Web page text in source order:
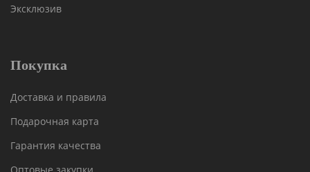
Эксклюзив
Покупка
Доставка и правила
Подарочная карта
Гарантия качества